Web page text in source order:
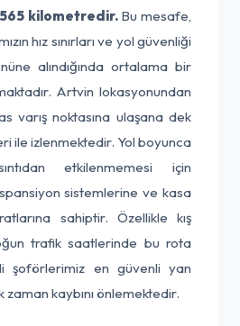
kilometredir.Bu mesafe,
hız sınırları ve yol güvenliği
alındığında ortalama bir
Artvin lokasyonundan
varış noktasına ulaşana dek
ile izlenmektedir. Yol boyunca
etkilenmemesi için
sistemlerine ve kasa
sahiptir. Özellikle kış
trafik saatlerinde bu rota
şoförlerimiz en güvenli yan
kaybını önlemektedir.